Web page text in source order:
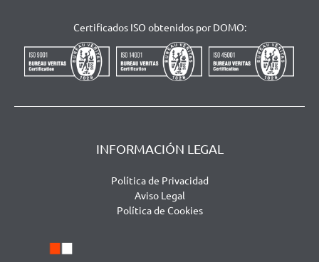
Certificados ISO obtenidos por DOMO:
INFORMACIÓN LEGAL
Política de Privacidad
Aviso Legal
Política de Cookies